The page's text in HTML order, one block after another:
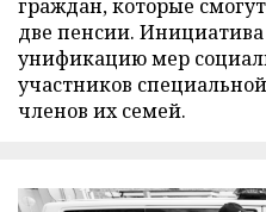
граждан, которые
две пенсии.
унификацию мер
участников
членов их семей.